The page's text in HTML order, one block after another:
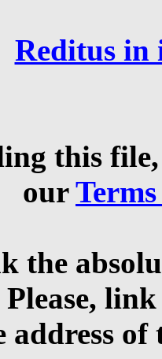
Reditus in
this
our
the
Please,
address